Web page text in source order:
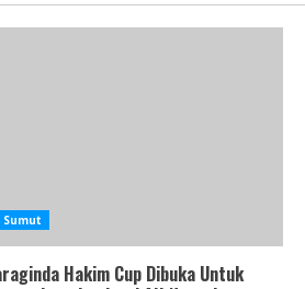
Sumut
Hakim Cup Dibuka Untuk